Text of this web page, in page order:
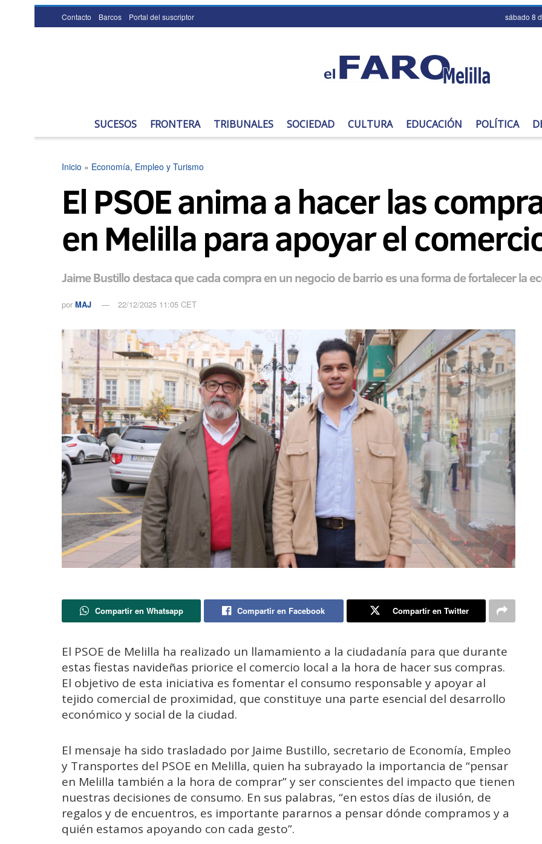
Contacto Barcos Portal del suscriptor sábado 8
SUCESOS FRONTERA TRIBUNALES SOCIEDAD CULTURA EDUCACIÓN POLÍTICA
Inicio » Economía, Empleo y Turismo
El PSOE anima a hacer las
en Melilla para apoyar el
Jaime Bustillo destaca que cada compra en un negocio de barrio es una forma de fortalecer la
por MAJ 22/12/2025 11:05 CET
Compartir en Whatsapp Compartir en Facebook Compartir en Twitter
El PSOE de Melilla ha realizado un llamamiento a la ciudadanía para que durante
estas fiestas navideñas priorice el comercio local a la hora de hacer sus compras.
El objetivo de esta iniciativa es fomentar el consumo responsable y apoyar al
tejido comercial de proximidad, que constituye una parte esencial del desarrollo
económico y social de la ciudad.
El mensaje ha sido trasladado por Jaime Bustillo, secretario de Economía, Empleo
y Transportes del PSOE en Melilla, quien ha subrayado la importancia de “pensar
en Melilla también a la hora de comprar” y ser conscientes del impacto que tienen
nuestras decisiones de consumo. En sus palabras, “en estos días de ilusión, de
regalos y de encuentros, es importante pararnos a pensar dónde compramos y a
quién estamos apoyando con cada gesto”.